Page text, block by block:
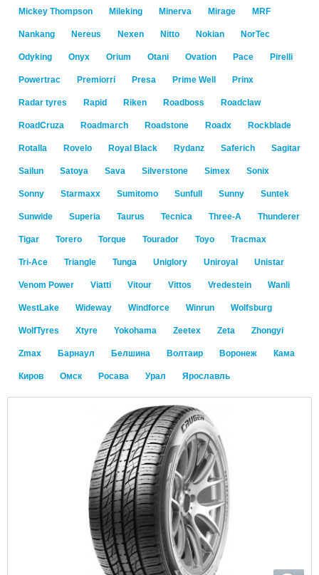
Mickey Thompson Mileking Minerva Mirage MRF
Nankang Nereus Nexen Nitto Nokian NorTec
Odyking Onyx Orium Otani Ovation Pace Pirelli
Powertrac Premiorri Presa Prime Well Prinx
Radar tyres Rapid Riken Roadboss Roadclaw
RoadCruza Roadmarch Roadstone Roadx Rockblade
Rotalla Rovelo Royal Black Rydanz Saferich Sagitar
Sailun Satoya Sava Silverstone Simex Sonix
Sonny Starmaxx Sumitomo Sunfull Sunny Suntek
Sunwide Superia Taurus Tecnica Three-A Thunderer
Tigar Torero Torque Tourador Toyo Tracmax
Tri-Ace Triangle Tunga Uniglory Uniroyal Unistar
Venom Power Viatti Vitour Vittos Vredestein Wanli
WestLake Wideway Windforce Winrun Wolfsburg
WolfTyres Xtyre Yokohama Zeetex Zeta Zhongyi
Zmax Барнаул Белшина Волтаир Воронеж Кама
Киров Омск Росава Урал Ярославль